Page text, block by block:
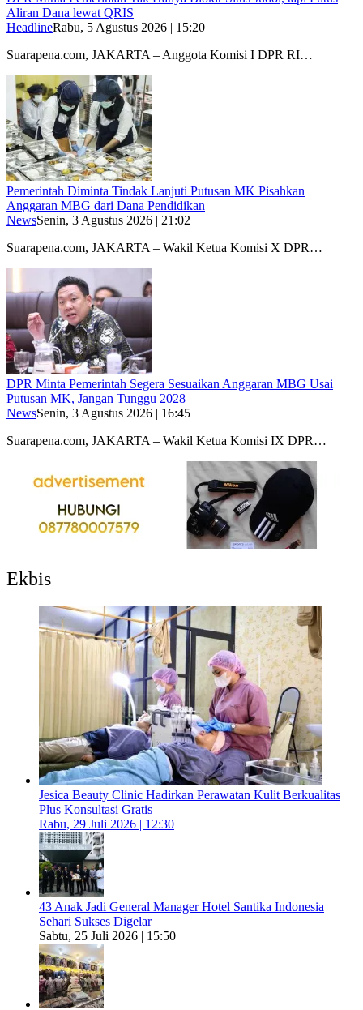
Aliran Dana lewat QRIS
HeadlineRabu, 5 Agustus 2026 | 15:20
Suarapena.com, JAKARTA – Anggota Komisi I DPR RI…
Pemerintah Diminta Tindak Lanjuti Putusan MK Pisahkan
Anggaran MBG dari Dana Pendidikan
NewsSenin, 3 Agustus 2026 | 21:02
Suarapena.com, JAKARTA – Wakil Ketua Komisi X DPR…
DPR Minta Pemerintah Segera Sesuaikan Anggaran MBG Usai
Putusan MK, Jangan Tunggu 2028
NewsSenin, 3 Agustus 2026 | 16:45
Suarapena.com, JAKARTA – Wakil Ketua Komisi IX DPR…
Ekbis
Jesica Beauty Clinic Hadirkan Perawatan Kulit Berkualitas
Plus Konsultasi Gratis
Rabu, 29 Juli 2026 | 12:30
43 Anak Jadi General Manager Hotel Santika Indonesia
Sehari Sukses Digelar
Sabtu, 25 Juli 2026 | 15:50